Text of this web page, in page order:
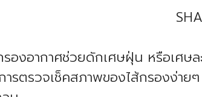
งอากาศช่วยดักเศษฝุ่น หรือเศษล
รตรวจเช็คสภาพของไส้กรองง่าย